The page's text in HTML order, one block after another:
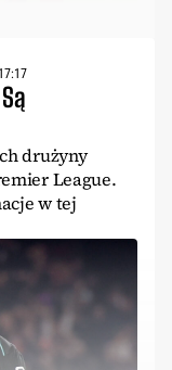
drużyny
League.
w tej